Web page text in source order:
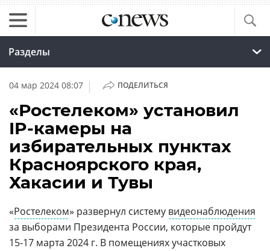
Разделы
04 мар 2024 08:07 | ПОДЕЛИТЬСЯ
«Ростелеком» установил
IP-камеры на
избирательных пунктах
Красноярского края,
Хакасии и Тувы
«Ростелеком» развернул систему видеонаблюдения
за выборами Президента России, которые пройдут
15-17 марта 2024 г. В помещениях участковых